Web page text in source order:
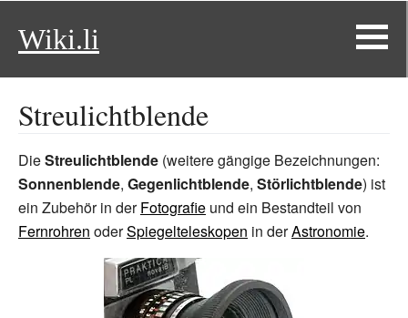
Wiki.li
Streulichtblende
DieStreulichtblende (weitere gängige Bezeichnungen:
Sonnenblende, Gegenlichtblende, Störlichtblende) ist
ein Zubehör in derFotografie und ein Bestandteil von
Fernrohren oderSpiegelteleskopen in derAstronomie.